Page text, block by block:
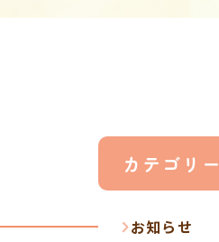
カテゴリー
お知らせ